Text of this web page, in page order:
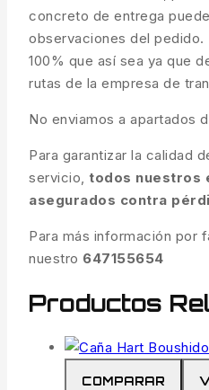
concreto de entrega
observaciones del pedido.
100% que así sea ya que
rutas de la empresa de
No enviamos a apartados
Para garantizar la calidad
servicio, todos nuestros
asegurados contra
Para más información por
nuestro 647155654
Productos
COMPARAR